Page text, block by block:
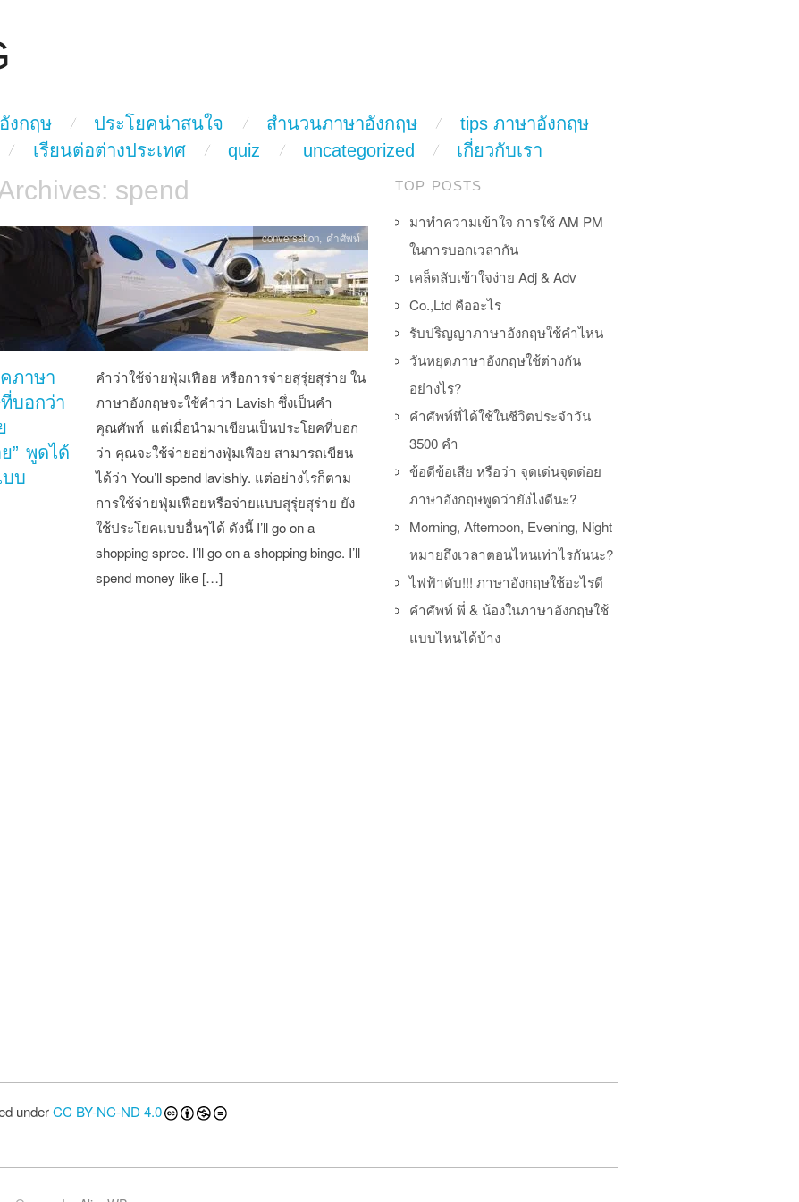
งกฤษ ประโยคน่าสนใจ สำนวนภาษาอังกฤษ
tips ภาษาอังกฤษ
เรียนต่อต่างประเทศ quiz uncategorized เกี่ยวกับเรา
spend
ภาษา
บอกว่า
” พูดได้
บ
คำว่าใช้จ่ายฟุ่มเฟือย หรือการจ่ายสุรุ่ยสุร่าย ใน
ภาษาอังกฤษจะใช้คำว่า Lavish ซึ่งเป็นคำ
คุณศัพท์ แต่เมื่อนำมาเขียนเป็นประโยคที่บอก
ว่า คุณจะใช้จ่ายอย่างฟุ่มเฟือย สามารถเขียน
ได้ว่า You’ll spend lavishly. แต่อย่างไรก็ตาม
การใช้จ่ายฟุ่มเฟือยหรือจ่ายแบบสุรุ่ยสุร่าย ยัง
ใช้ประโยคแบบอื่นๆได้ ดังนี้ I’ll go on a
shopping spree. I’ll go on a shopping binge. I’ll
spend money like […]
conversation, คำศัพท์
TOP POSTS
มาทำความเข้าใจ การใช้ AM PM
ในการบอกเวลากัน
เคล็ดลับเข้าใจง่าย Adj & Adv
Co.,Ltd คืออะไร
รับปริญญาภาษาอังกฤษใช้คำไหน
วันหยุดภาษาอังกฤษใช้ต่างกัน
อย่างไร?
คำศัพท์ที่ได้ใช้ในชีวิตประจำวัน
3500 คำ
ข้อดีข้อเสีย หรือว่า จุดเด่นจุดด่อย
ภาษาอังกฤษพูดว่ายังไงดีนะ?
Morning, Afternoon, Evening, Night
หมายถึงเวลาตอนไหนเท่าไรกันนะ?
ไฟฟ้าดับ!!! ภาษาอังกฤษใช้อะไรดี
คำศัพท์ พี่ & น้องในภาษาอังกฤษใช้
แบบไหนได้บ้าง
underCC BY-NC-ND 4.0